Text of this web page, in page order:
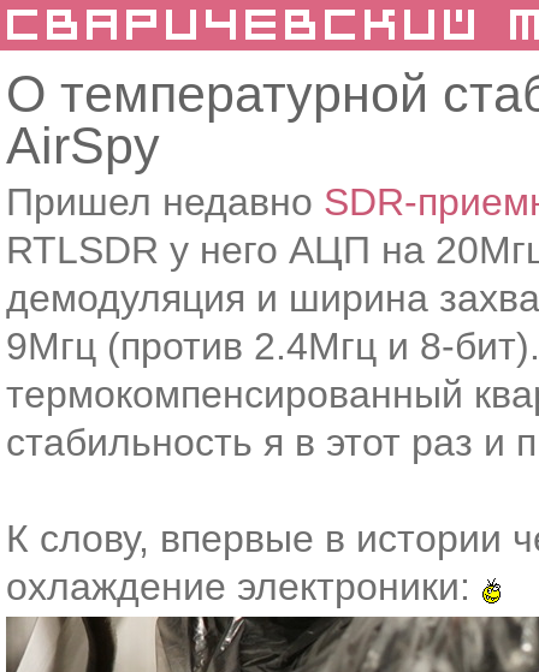
О температурной
AirSpy
Пришел недавно SDR-
RTLSDR у него АЦП на
демодуляция и ширина
9Мгц (против 2.4Мгц и 8-
термокомпенсированный
стабильность я в этот раз и
К слову, впервые в истории
охлаждение электроники: